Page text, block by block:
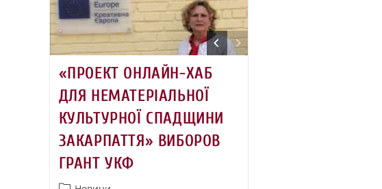
«ПРОЕКТ ОНЛАЙН-ХАБ
ДЛЯ НЕМАТЕРІАЛЬНОЇ
КУЛЬТУРНОЇ СПАДЩИНИ
ЗАКАРПАТТЯ» ВИБОРОВ
ГРАНТ УКФ